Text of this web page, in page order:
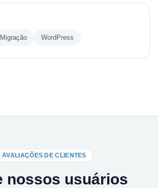
Migração WordPress
AVALIAÇÕES DE CLIENTES
nossos usuários